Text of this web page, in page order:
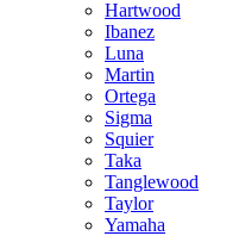
Hartwood
Ibanez
Luna
Martin
Ortega
Sigma
Squier
Taka
Tanglewood
Taylor
Yamaha